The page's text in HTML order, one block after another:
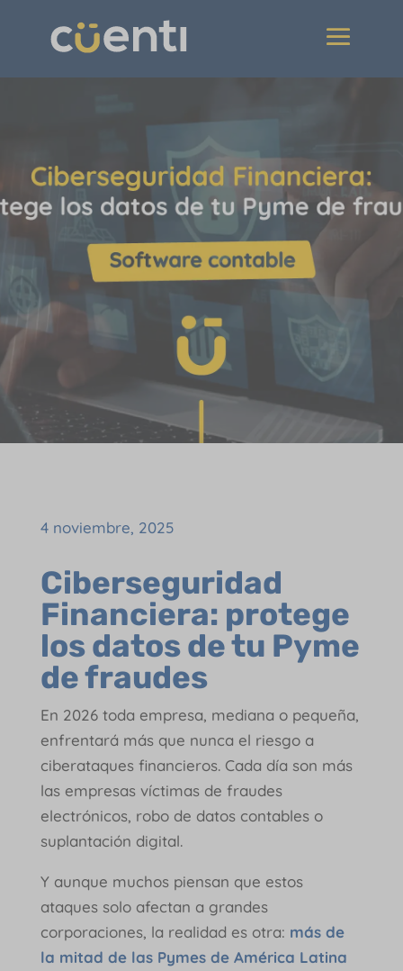
4 noviembre, 2025
Ciberseguridad
Financiera: protege
los datos de tu Pyme
de fraudes
En 2026 toda empresa, mediana o pequeña,
enfrentará más que nunca el riesgo a
ciberataques financieros. Cada día son más
las empresas víctimas de fraudes
electrónicos, robo de datos contables o
suplantación digital.
Y aunque muchos piensan que estos
ataques solo afectan a grandes
corporaciones, la realidad es otra: más de
la mitad de las Pymes de América Latina